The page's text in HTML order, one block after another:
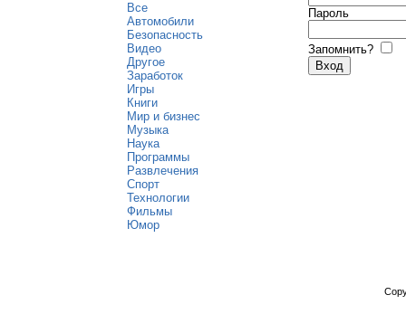
Все
Автомобили
Безопасность
Видео
Другое
Заработок
Игры
Книги
Мир и бизнес
Музыка
Наука
Программы
Развлечения
Спорт
Технологии
Фильмы
Юмор
Пароль
Запомнить?